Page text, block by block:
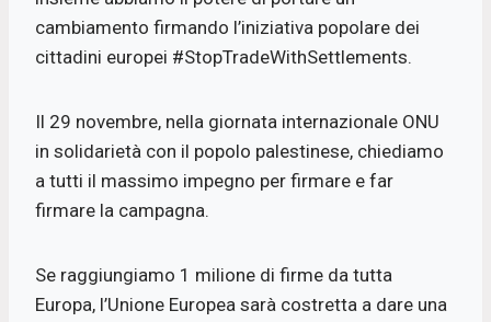
cambiamento firmando l’iniziativa popolare dei
cittadini europei #StopTradeWithSettlements.
Il 29 novembre, nella giornata internazionale ONU
in solidarietà con il popolo palestinese, chiediamo
a tutti il massimo impegno per firmare e far
firmare la campagna.
Se raggiungiamo 1 milione di firme da tutta
Europa, l’Unione Europea sarà costretta a dare una